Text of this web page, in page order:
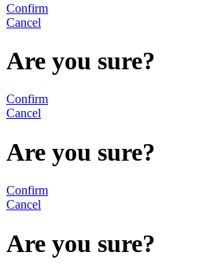
Confirm
Cancel
Are you sure?
Confirm
Cancel
Are you sure?
Confirm
Cancel
Are you sure?